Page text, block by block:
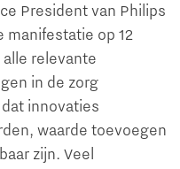
President van Philips
manifestatie op 12
relevante
in de zorg
innovaties
waarde toevoegen
zijn. Veel